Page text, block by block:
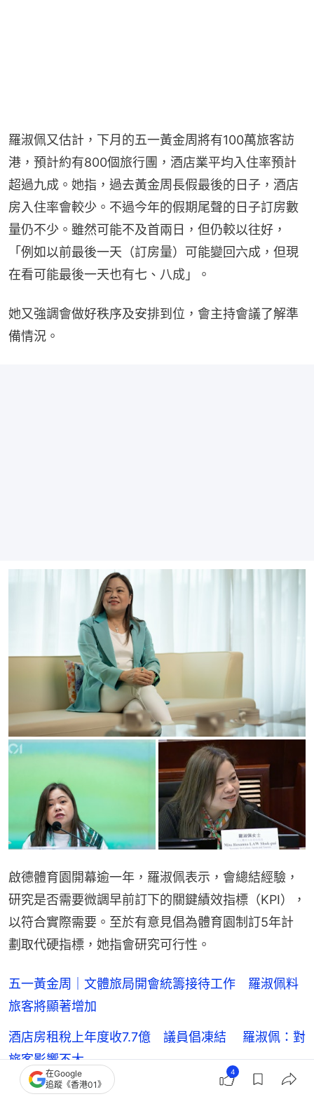
羅淑佩又估計，下月的五一黃金周將有100萬旅客訪
港，預計約有800個旅行團，酒店業平均入住率預計
超過九成。她指，過去黃金周長假最後的日子，酒店
房入住率會較少。不過今年的假期尾聲的日子訂房數
量仍不少。雖然可能不及首兩日，但仍較以往好，
「例如以前最後一天（訂房量）可能變回六成，但現
在看可能最後一天也有七、八成」。
她又強調會做好秩序及安排到位，會主持會議了解準
備情況。
啟德體育園開幕逾一年，羅淑佩表示，會總結經驗，
研究是否需要微調早前訂下的關鍵績效指標（KPI），
以符合實際需要。至於有意見倡為體育園制訂5年計
劃取代硬指標，她指會研究可行性。
五一黃金周｜文體旅局開會統籌接待工作 羅淑佩料
旅客將顯著增加
酒店房租稅上年度收7.7億 議員倡凍結 羅淑佩：對
旅客影響不大
Art Basel巴塞爾藝術展｜羅淑佩：未來5年香港成亞
在Google
追蹤《香港01》
4